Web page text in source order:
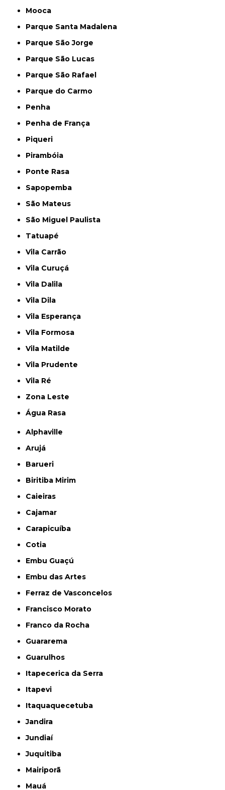
Mooca
Parque Santa Madalena
Parque São Jorge
Parque São Lucas
Parque São Rafael
Parque do Carmo
Penha
Penha de França
Piqueri
Pirambóia
Ponte Rasa
Sapopemba
São Mateus
São Miguel Paulista
Tatuapé
Vila Carrão
Vila Curuçá
Vila Dalila
Vila Dila
Vila Esperança
Vila Formosa
Vila Matilde
Vila Prudente
Vila Ré
Zona Leste
Água Rasa
Alphaville
Arujá
Barueri
Biritiba Mirim
Caieiras
Cajamar
Carapicuíba
Cotia
Embu Guaçú
Embu das Artes
Ferraz de Vasconcelos
Francisco Morato
Franco da Rocha
Guararema
Guarulhos
Itapecerica da Serra
Itapevi
Itaquaquecetuba
Jandira
Jundiaí
Juquitiba
Mairiporã
Mauá